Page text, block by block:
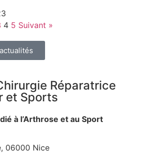
4 5 Suivant »
Réparatrice
et Sports
à l’Arthrose et au Sport
06000 Nice